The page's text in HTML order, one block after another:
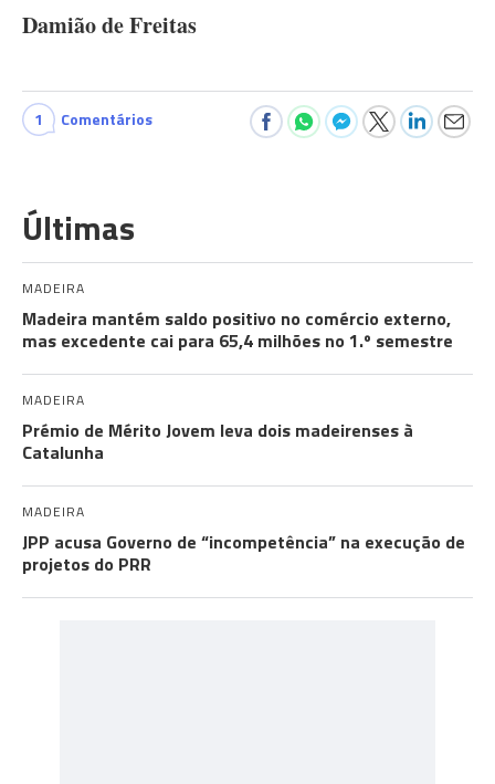
Damião de Freitas
1 Comentários
Últimas
MADEIRA
Madeira mantém saldo positivo no comércio externo,
mas excedente cai para 65,4 milhões no 1.º semestre
MADEIRA
Prémio de Mérito Jovem leva dois madeirenses à
Catalunha
MADEIRA
JPP acusa Governo de “incompetência” na execução de
projetos do PRR